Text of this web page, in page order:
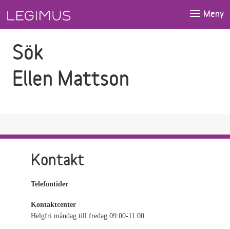
Meny
Sök
Ellen Mattson
Kontakt
Telefontider
Kontaktcenter
Helgfri måndag till fredag 09:00-11:00